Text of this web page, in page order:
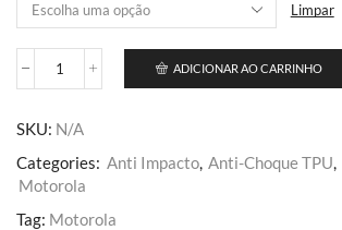
Limpar
Moto
ADICIONAR AO CARRINHO
SKU: N/A
Categories: Anti Impacto, Anti-Choque TPU,
Motorola
Tag: Motorola